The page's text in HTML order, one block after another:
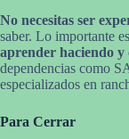
No necesitas ser
saber. Lo importante es
aprender haciendo
dependencias como
especializados en
Para Cerrar